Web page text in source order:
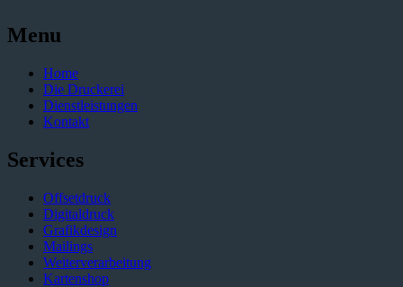
Menu
Home
Die Druckerei
Dienstleistungen
Kontakt
Services
Offsetdruck
Digitaldruck
Grafikdesign
Mailings
Weiterverarbeitung
Kartenshop